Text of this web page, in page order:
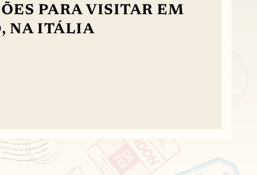
PARA VISITAR EM
NA ITÁLIA